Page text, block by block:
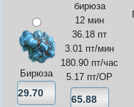
Видео
Форум
Клиент игры на android
Предложения
Бирюза
бирюза
12 мин
36.18 пт
3.01 пт/мин
180.90 пт/час
5.17 пт/ОР